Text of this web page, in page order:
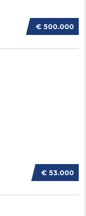
€ 500.000
€ 53.000